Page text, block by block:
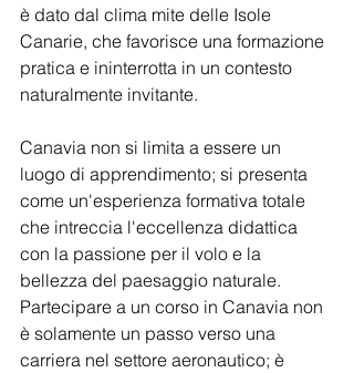
è dato dal clima mite delle Isole
Canarie, che favorisce una formazione
pratica e ininterrotta in un contesto
naturalmente invitante.
Canavia non si limita a essere un
luogo di apprendimento; si presenta
come un'esperienza formativa totale
che intreccia l'eccellenza didattica
con la passione per il volo e la
bellezza del paesaggio naturale.
Partecipare a un corso in Canavia non
è solamente un passo verso una
carriera nel settore aeronautico; è